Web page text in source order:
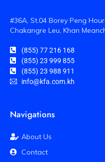
#36A, St.04 Borey Peng
Chakangre Leu, Khan
(855) 77 216 168
(855) 23 999 855
(855) 23 988 911
info@kfa.com.kh
Navigations
About Us
Contact